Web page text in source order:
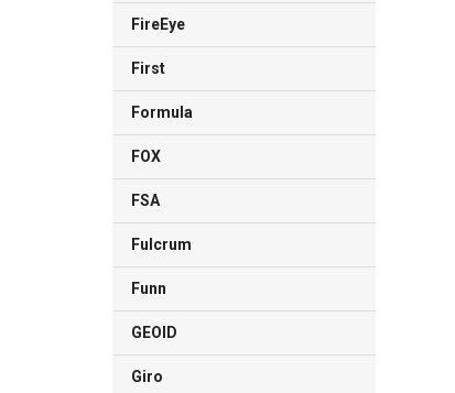
FireEye
First
Formula
FOX
FSA
Fulcrum
Funn
GEOID
Giro